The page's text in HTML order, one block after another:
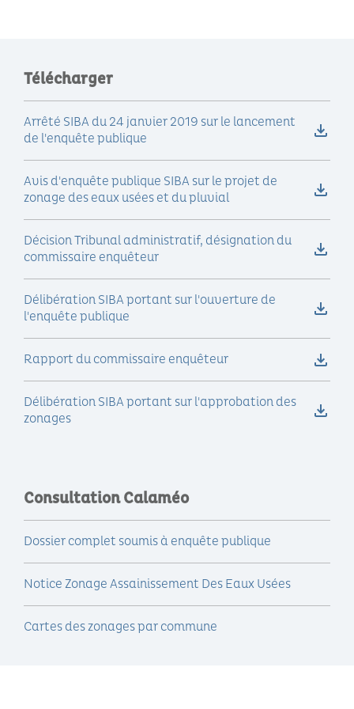
Télécharger
Arrêté SIBA du 24 janvier 2019 sur le lancement
de l'enquête publique
Avis d'enquête publique SIBA sur le projet de
zonage des eaux usées et du pluvial
Décision Tribunal administratif, désignation du
commissaire enquêteur
Délibération SIBA portant sur l'ouverture de
l'enquête publique
Rapport du commissaire enquêteur
Délibération SIBA portant sur l'approbation des
zonages
Consultation Calaméo
Dossier complet soumis à enquête publique
Notice Zonage Assainissement Des Eaux Usées
Cartes des zonages par commune